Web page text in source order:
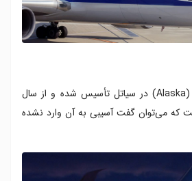
شرکت هواپیمایی آلاسکا (Alaska) در سیاتل تأسیس شده و از سال
۱۹ سال است که می‌توان گفت آسیبی به آن وارد نشده